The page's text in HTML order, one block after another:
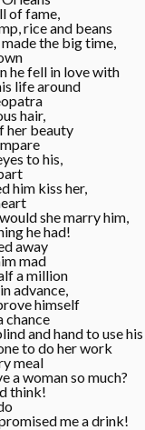
of fame,
rice and beans
the big time,
he fell in love with
life around
hair,
her beauty
to his,
him kiss her,
she marry him,
he had!
away
mad
a million
advance,
himself
chance
and hand to use
to do her work
meal
a woman so much?
think!
me a drink!